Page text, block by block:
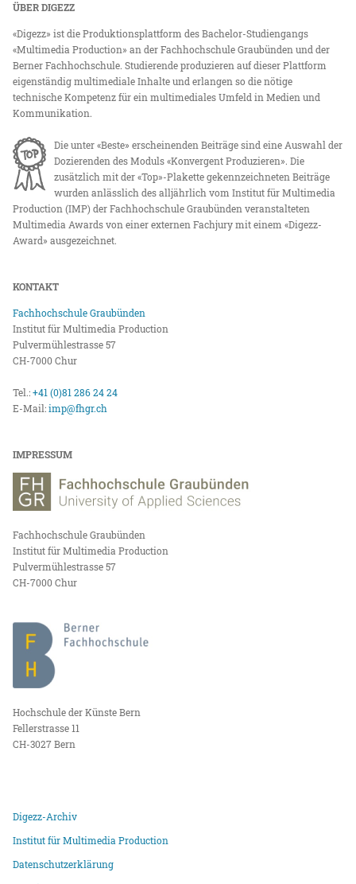
ÜBER DIGEZZ
«Digezz» ist die Produktionsplattform des Bachelor-Studiengangs
«Multimedia Production» an der Fachhochschule Graubünden und der
Berner Fachhochschule. Studierende produzieren auf dieser Plattform
eigenständig multimediale Inhalte und erlangen so die nötige
technische Kompetenz für ein multimediales Umfeld in Medien und
Kommunikation.
Die unter «Beste» erscheinenden Beiträge sind eine Auswahl der
Dozierenden des Moduls «Konvergent Produzieren». Die
zusätzlich mit der «Top»-Plakette gekennzeichneten Beiträge
wurden anlässlich des alljährlich vom Institut für Multimedia
Production (IMP) der Fachhochschule Graubünden veranstalteten
Multimedia Awards von einer externen Fachjury mit einem «Digezz-
Award» ausgezeichnet.
KONTAKT
Fachhochschule Graubünden
Institut für Multimedia Production
Pulvermühlestrasse 57
CH-7000 Chur
Tel.:+41 (0)81 286 24 24
E-Mail:imp@fhgr.ch
IMPRESSUM
Fachhochschule Graubünden
Institut für Multimedia Production
Pulvermühlestrasse 57
CH-7000 Chur
Hochschule der Künste Bern
Fellerstrasse 11
CH-3027 Bern
Digezz-Archiv
Institut für Multimedia Production
Datenschutzerklärung